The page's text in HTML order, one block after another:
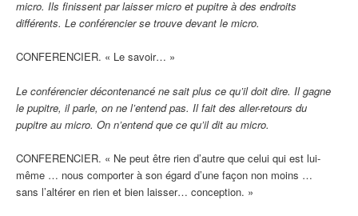
micro. Ils finissent par laisser micro et pupitre à des endroits
différents. Le conférencier se trouve devant le micro.
CONFERENCIER. « Le savoir… »
Le conférencier décontenancé ne sait plus ce qu’il doit dire. Il gagne
le pupitre, il parle, on ne l’entend pas. Il fait des aller-retours du
pupitre au micro. On n’entend que ce qu’il dit au micro.
CONFERENCIER. « Ne peut être rien d’autre que celui qui est lui-
même … nous comporter à son égard d’une façon non moins …
sans l’altérer en rien et bien laisser… conception. »